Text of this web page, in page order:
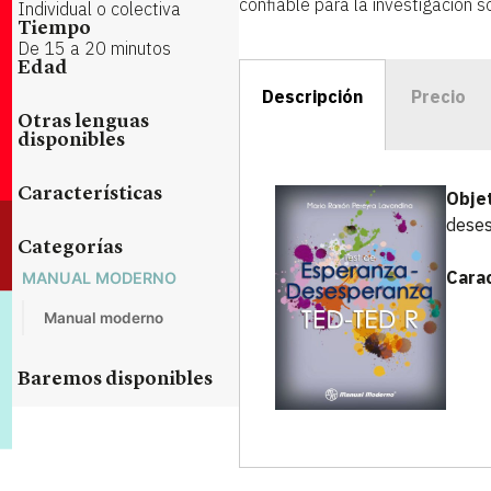
Individual o colectiva
Tiempo
De 15 a 20 minutos
Edad
Otras lenguas
disponibles
Características
Categorías
MANUAL MODERNO
Manual moderno
Baremos disponibles
confiable para la investigación
Descripción Precio